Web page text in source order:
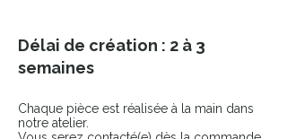
Délai de création : 2 à 3
semaines
Chaque pièce est réalisée à la main dans
notre atelier.